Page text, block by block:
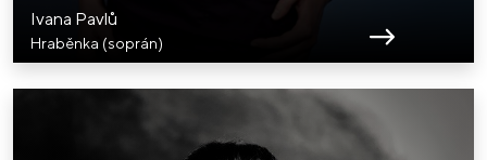
Ivana Pavlů
Hraběnka (soprán)